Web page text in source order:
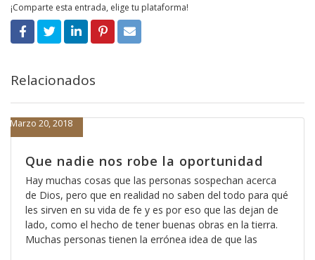
¡Comparte esta entrada, elige tu plataforma!
Relacionados
Que nadie nos robe la oportunidad
Marzo 20, 2018
Hay muchas cosas que las personas sospechan acerca
de Dios, pero que en realidad no saben del todo para qué
les sirven en su vida de fe y es por eso que las dejan de
lado, como el hecho de tener buenas obras en la tierra.
Muchas personas tienen la errónea idea de que las